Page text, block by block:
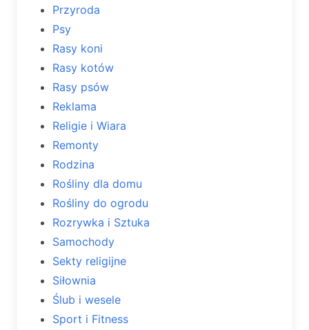
Przyroda
Psy
Rasy koni
Rasy kotów
Rasy psów
Reklama
Religie i Wiara
Remonty
Rodzina
Rośliny dla domu
Rośliny do ogrodu
Rozrywka i Sztuka
Samochody
Sekty religijne
Siłownia
Ślub i wesele
Sport i Fitness